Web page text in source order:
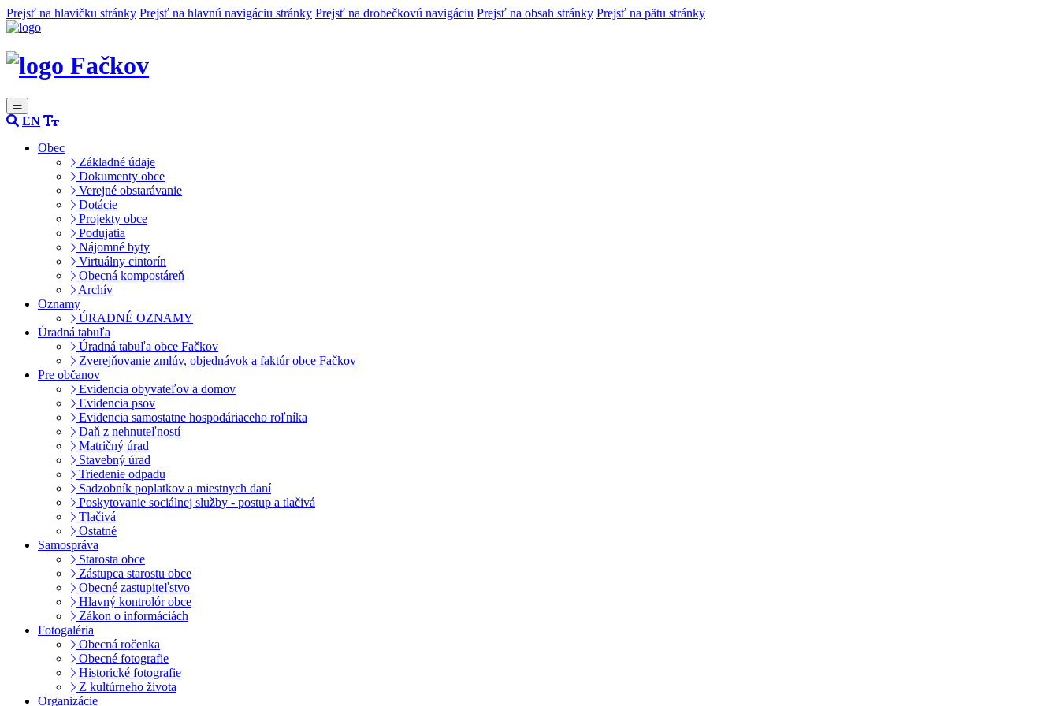
Prejsť na hlavičku stránky Prejsť na hlavnú navigáciu stránky Prejsť na drobečkovú navigáciu Prejsť na obsah stránky Prejsť na pätu stránky
Fačkov
EN
Obec
Základné údaje
Dokumenty obce
Verejné obstarávanie
Dotácie
Projekty obce
Podujatia
Nájomné byty
Virtuálny cintorín
Obecná kompostáreň
Archív
Oznamy
ÚRADNÉ OZNAMY
Úradná tabuľa
Úradná tabuľa obce Fačkov
Zverejňovanie zmlúv, objednávok a faktúr obce Fačkov
Pre občanov
Evidencia obyvateľov a domov
Evidencia psov
Evidencia samostatne hospodáriaceho roľníka
Daň z nehnuteľností
Matričný úrad
Stavebný úrad
Triedenie odpadu
Sadzobník poplatkov a miestnych daní
Poskytovanie sociálnej služby - postup a tlačivá
Tlačivá
Ostatné
Samospráva
Starosta obce
Zástupca starostu obce
Obecné zastupiteľstvo
Hlavný kontrolór obce
Zákon o informáciách
Fotogaléria
Obecná ročenka
Obecné fotografie
Historické fotografie
Z kultúrneho života
Organizácie